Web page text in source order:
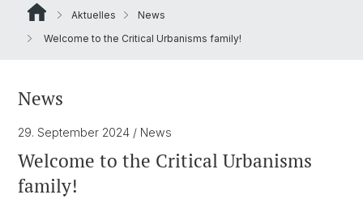
Aktuelles
News
Welcome to the Critical Urbanisms family!
News
29. September 2024 / News
Welcome to the Critical Urbanisms
family!